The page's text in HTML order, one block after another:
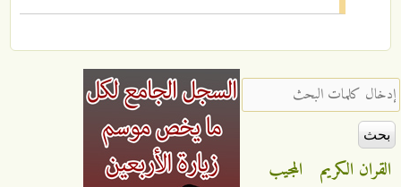
‏إدخال كلمات البحث ‏
القران الكريم
المجيب